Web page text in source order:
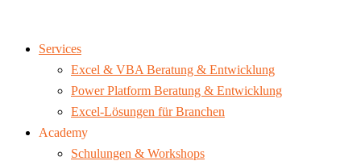
Services
Excel & VBA Beratung & Entwicklung
Power Platform Beratung & Entwicklung
Excel-Lösungen für Branchen
Academy
Schulungen & Workshops